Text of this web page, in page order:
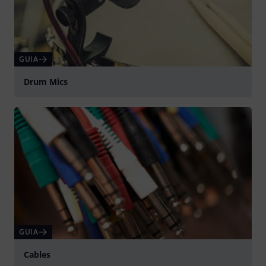
GUIA
Drum Mics
GUIA
Cables